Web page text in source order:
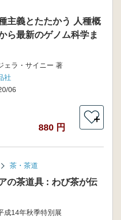
主義とたたかう 人種概
ら最新のゲノム科学ま
ェラ・サイニー 著
社
06
880 円
＋
茶・茶道
の茶道具 : わび茶が伝
成14年秋季特別展